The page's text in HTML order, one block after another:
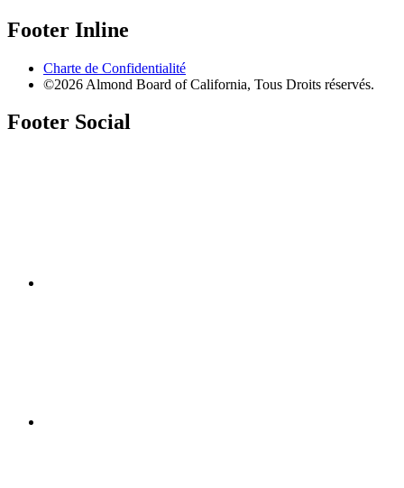
Footer Inline
Charte de Confidentialité
©2026 Almond Board of California, Tous Droits réservés.
Footer Social